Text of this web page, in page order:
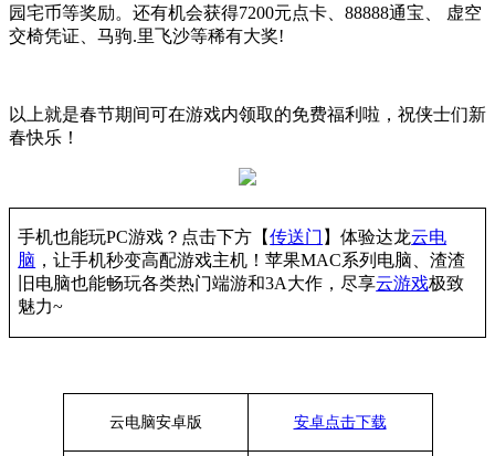
园宅币等奖励。还有机会获得7200元点卡、88888通宝、 虚空
交椅凭证、马驹.里飞沙等稀有大奖!
以上就是春节期间可在游戏内领取的免费福利啦，祝侠士们新
春快乐！
手机也能玩PC游戏？点击下方【传送门 】体验达龙云电
脑 ，让手机秒变高配游戏主机 ！苹果MAC系列电脑、渣渣
旧电脑也能畅玩各类热门端游和3A大作，尽享云游戏极致
魅力~
云电脑安卓版 安卓点击下载